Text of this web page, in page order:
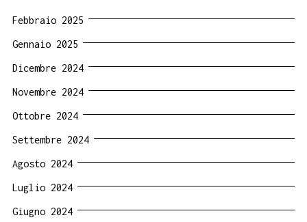
Febbraio 2025
Gennaio 2025
Dicembre 2024
Novembre 2024
Ottobre 2024
Settembre 2024
Agosto 2024
Luglio 2024
Giugno 2024